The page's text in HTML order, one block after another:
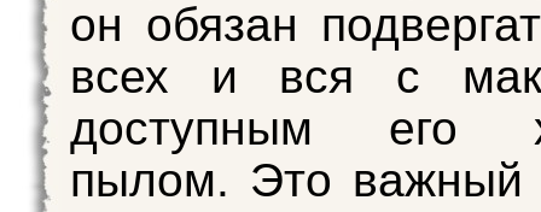
он обязан
всех и вся с
доступным его
пылом. Это важный